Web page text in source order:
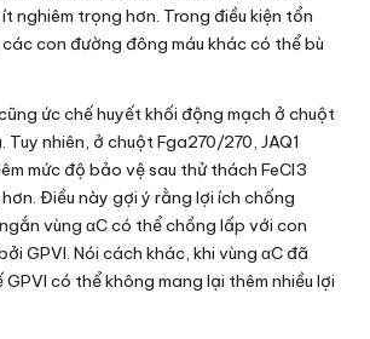
nghiêm trọng hơn. Trong điều kiện tổn
con đường đông máu khác có thể bù
ức chế huyết khối động mạch ở chuột
Tuy nhiên, ở chuột Fga270/270, JAQ1
mức độ bảo vệ sau thử thách FeCl3
Điều này gợi ý rằng lợi ích chống
vùng αC có thể chồng lấp với con
GPVI. Nói cách khác, khi vùng αC đã
có thể không mang lại thêm nhiều lợi